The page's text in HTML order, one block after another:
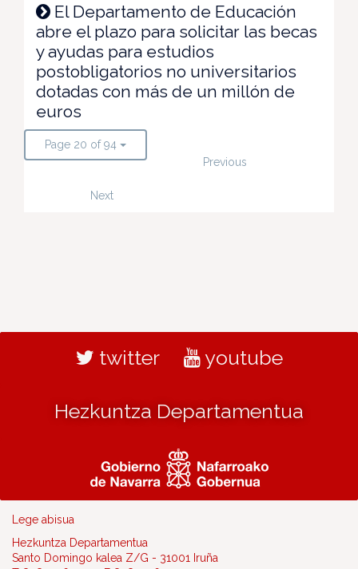
El Departamento de Educación
abre el plazo para solicitar las becas
y ayudas para estudios
postobligatorios no universitarios
dotadas con más de un millón de
euros
Page 20 of 94
Previous
Next
twitter youtube
Hezkuntza Departamentua
Lege abisua
Hezkuntza Departamentua
Santo Domingo kalea Z/G - 31001 Iruña